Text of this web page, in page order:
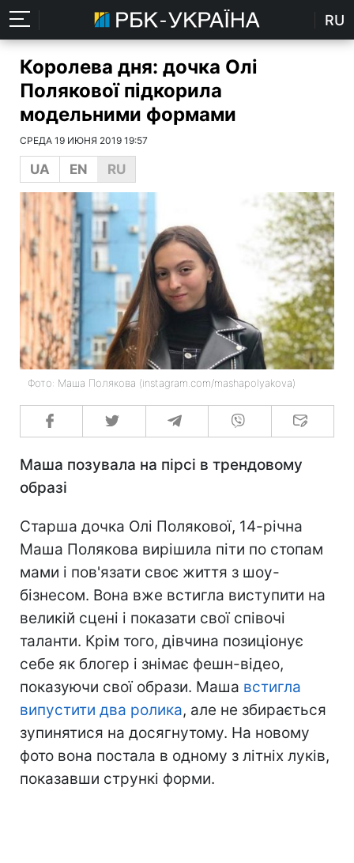
RU
Королева дня: дочка Олі
Полякової підкорила
модельними формами
СРЕДА 19 ИЮНЯ 2019 19:57
UA EN RU
Фото: Маша Полякова (instagram.com/mashapolyakova)
Маша позувала на пірсі в трендовому
образі
Старша дочка Олі Полякової, 14-річна
Маша Полякова вирішила піти по стопам
мами і пов'язати своє життя з шоу-
бізнесом. Вона вже встигла виступити на
великій сцені і показати свої співочі
таланти. Крім того, дівчина позиціонує
себе як блогер і знімає фешн-відео,
показуючи свої образи. Маша встигла
випустити два ролика, але не збирається
зупинятися на досягнутому. На новому
фото вона постала в одному з літніх луків,
показавши стрункі форми.